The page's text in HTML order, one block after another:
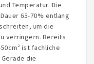
Temperatur. Die
65-70% entlang
um die
verringern. Bereits
ist fachliche
die